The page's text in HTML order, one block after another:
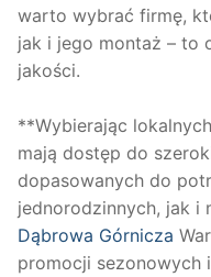
warto wybrać firmę,
jak i jego montaż – to
jakości.
**Wybierając
mają dostęp do
dopasowanych do
jednorodzinnych, jak i
Dąbrowa Górnicza
promocji sezonowych